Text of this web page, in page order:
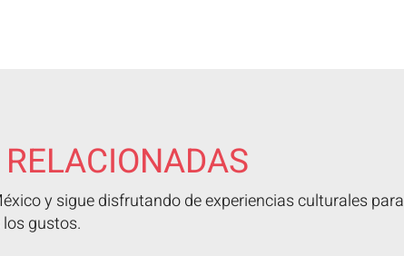
y sigue disfrutando de experiencias culturales para
gustos.